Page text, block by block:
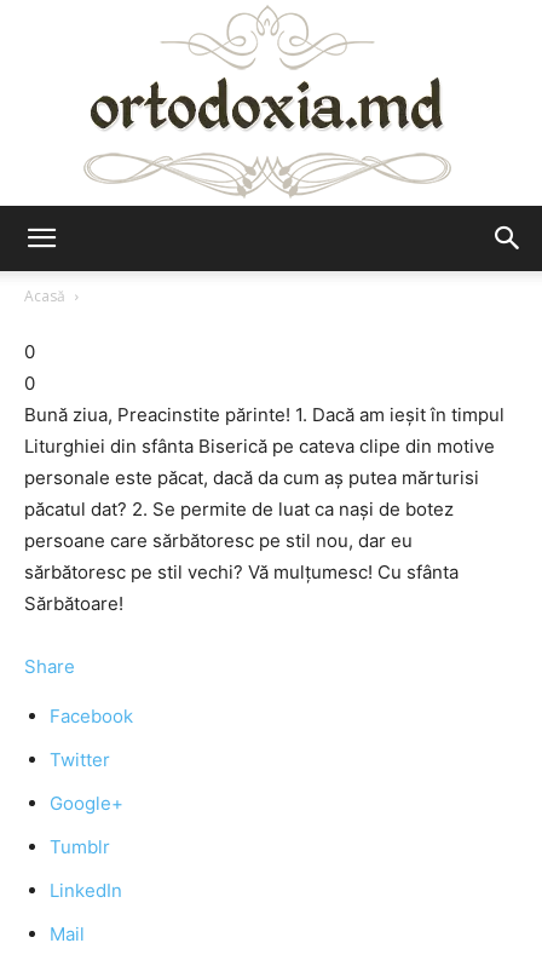
Acasă
0
0
Bună ziua, Preacinstite părinte! 1. Dacă am ieşit în timpul
Liturghiei din sfânta Biserică pe cateva clipe din motive
personale este păcat, dacă da cum aş putea mărturisi
păcatul dat? 2. Se permite de luat ca naşi de botez
persoane care sărbătoresc pe stil nou, dar eu
sărbătoresc pe stil vechi? Vă mulţumesc! Cu sfânta
Sărbătoare!
Share
Facebook
Twitter
Google+
Tumblr
LinkedIn
Mail